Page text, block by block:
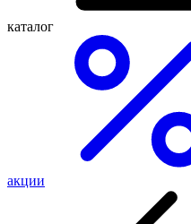
каталог
акции